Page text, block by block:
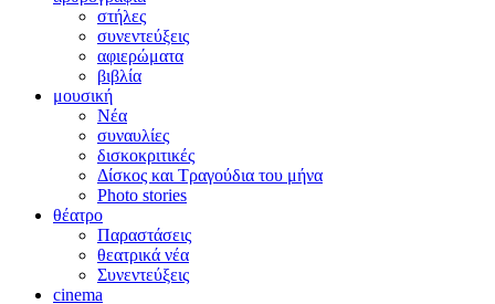
στήλες
συνεντεύξεις
αφιερώματα
βιβλία
μουσική
Νέα
συναυλίες
δισκοκριτικές
Δίσκος και Τραγούδια του μήνα
Photo stories
θέατρο
Παραστάσεις
θεατρικά νέα
Συνεντεύξεις
cinema